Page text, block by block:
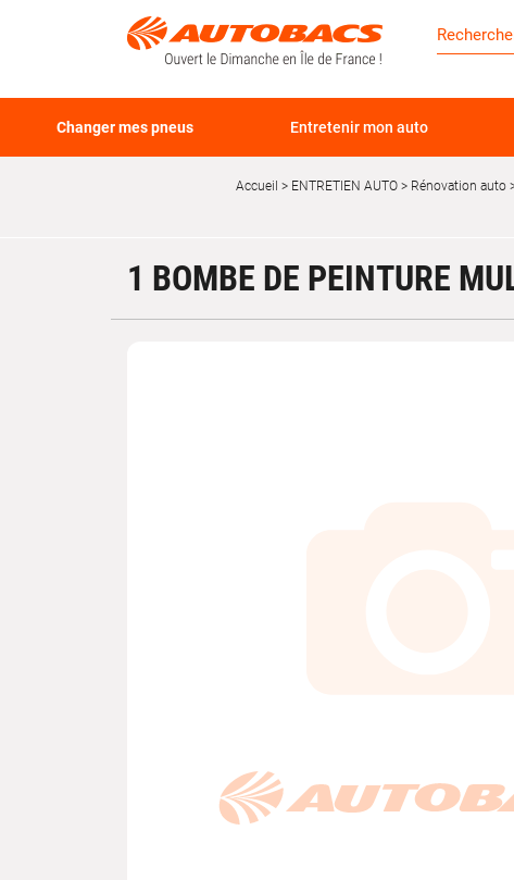
Changer mes pneus Entretenir mon auto
Accueil ENTRETIEN AUTO Rénovation auto
1 BOMBE DE PEINTURE